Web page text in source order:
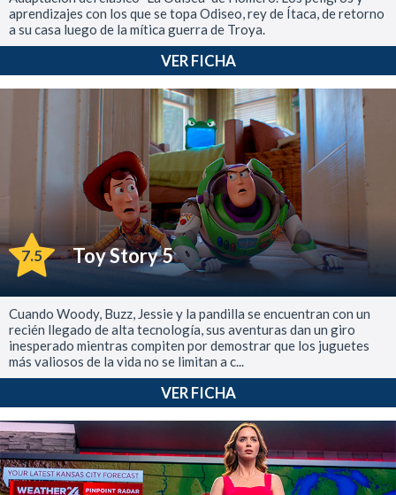
aprendizajes con los que se topa Odiseo, rey de Ítaca, de retorno
a su casa luego de la mítica guerra de Troya.
VER FICHA
7.5 Toy Story 5
Cuando Woody, Buzz, Jessie y la pandilla se encuentran con un
recién llegado de alta tecnología, sus aventuras dan un giro
inesperado mientras compiten por demostrar que los juguetes
más valiosos de la vida no se limitan a c...
VER FICHA